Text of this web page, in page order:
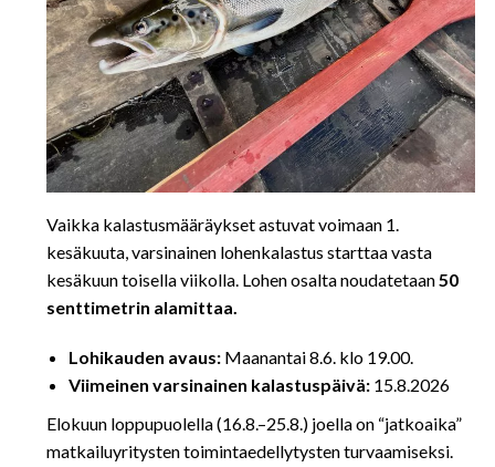
Vaikka kalastusmääräykset astuvat voimaan 1.
kesäkuuta, varsinainen lohenkalastus starttaa vasta
kesäkuun toisella viikolla. Lohen osalta noudatetaan50
senttimetrin alamittaa.
Lohikauden avaus: Maanantai 8.6. klo 19.00.
Viimeinen varsinainen kalastuspäivä: 15.8.2026
Elokuun loppupuolella (16.8.–25.8.) joella on “jatkoaika”
matkailuyritysten toimintaedellytysten turvaamiseksi.